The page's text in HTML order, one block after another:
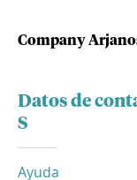
Company
Datos de
S
Ayuda